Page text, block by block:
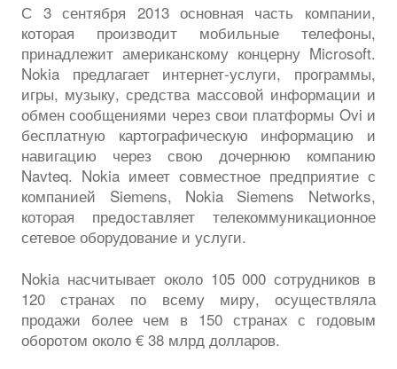
С 3 сентября 2013 основная часть компании,
которая производит мобильные телефоны,
принадлежит американскому концерну Microsoft.
Nokia предлагает интернет-услуги, программы,
игры, музыку, средства массовой информации и
обмен сообщениями через свои платформы Ovi и
бесплатную картографическую информацию и
навигацию через свою дочернюю компанию
Navteq. Nokia имеет совместное предприятие с
компанией Siemens, Nokia Siemens Networks,
которая предоставляет телекоммуникационное
сетевое оборудование и услуги.
Nokia насчитывает около 105 000 сотрудников в
120 странах по всему миру, осуществляла
продажи более чем в 150 странах с годовым
оборотом около € 38 млрд долларов.